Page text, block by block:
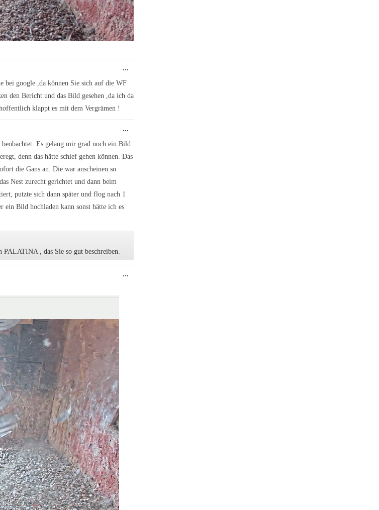
google ,da können Sie sich auf die WF
den Bericht und das Bild gesehen ,da ich da
klappt es mit dem Vergrämen !
...
Es gelang mir grad noch ein Bild
denn das hätte schief gehen können. Das
die Gans an. Die war anscheinen so
Nest zurecht gerichtet und dann beim
putzte sich dann später und flog nach 1
Bild hochladen kann sonst hätte ich es
, das Sie so gut beschreiben.
...
ein-/ausblenden.
...